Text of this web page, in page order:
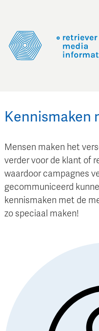
Kennismaken
Mensen maken het
verder voor de klant of
waardoor campagnes
gecommuniceerd
kennismaken met de
zo speciaal maken!